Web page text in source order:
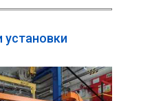
установки